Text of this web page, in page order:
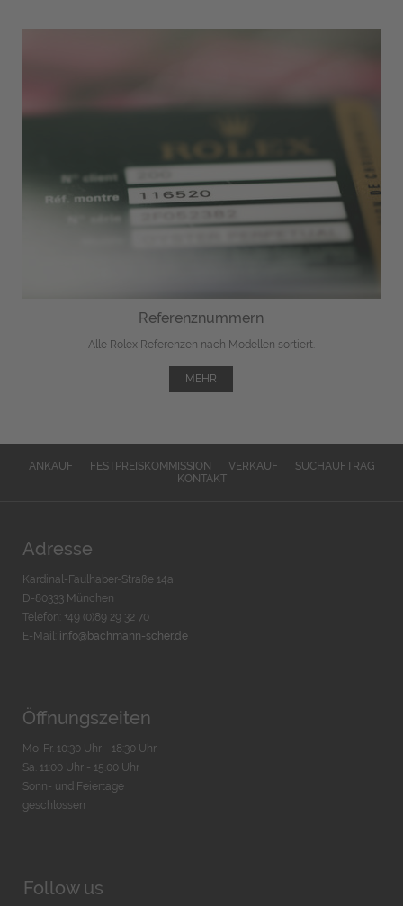
Referenznummern
Alle Rolex Referenzen nach Modellen sortiert.
MEHR
ANKAUF FESTPREISKOMMISSION VERKAUF
SUCHAUFTRAG
KONTAKT
Adresse
Kardinal-Faulhaber-Straße 14a
D-80333 München
Telefon: +49 (0)89 29 32 70
E-Mail: info@bachmann-scher.de
Öffnungszeiten
Mo-Fr. 10:30 Uhr - 18:30 Uhr
Sa. 11:00 Uhr - 15.00 Uhr
Sonn- und Feiertage
geschlossen
Follow us